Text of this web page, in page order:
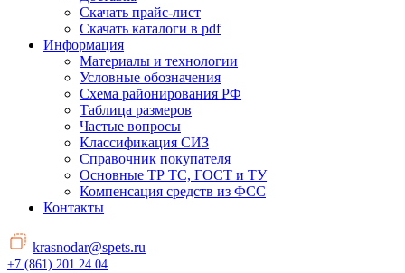
Скачать прайс-лист
Скачать каталоги в pdf
Информация
Материалы и технологии
Условные обозначения
Схема районирования РФ
Таблица размеров
Частые вопросы
Классификация СИЗ
Справочник покупателя
Основные ТР ТС, ГОСТ и ТУ
Компенсация средств из ФСС
Контакты
krasnodar@spets.ru
+7 (861) 201 24 04